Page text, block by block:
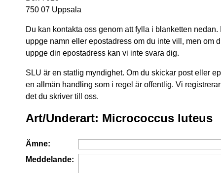
750 07 Uppsala
Du kan kontakta oss genom att fylla i blanketten
uppge namn eller epostadress om du inte vill, men om
uppge din epostadress kan vi inte svara dig.
SLU är en statlig myndighet. Om du skickar post eller
en allmän handling som i regel är offentlig. Vi
det du skriver till oss.
Art/Underart: Micrococcus luteus
Ämne:
Meddelande: